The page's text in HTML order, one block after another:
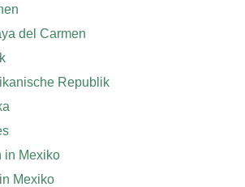
del Carmen
Republik
in Mexiko
Mexiko